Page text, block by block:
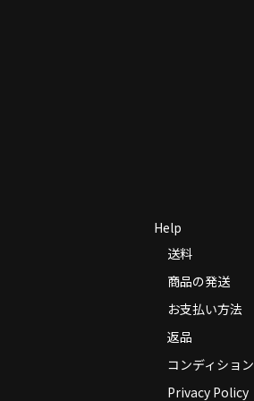
Help
送料
商品の発送
お支払い方法
返品
コンディション
Privacy Policy